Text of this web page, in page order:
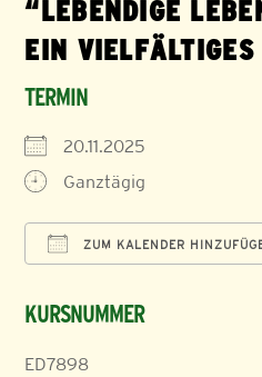
“LEBENDIGE
EIN VIELFÄLTIGES
TERMIN
20.11.2025
Ganztägig
ZUM KALENDER
KURSNUMMER
ED7898